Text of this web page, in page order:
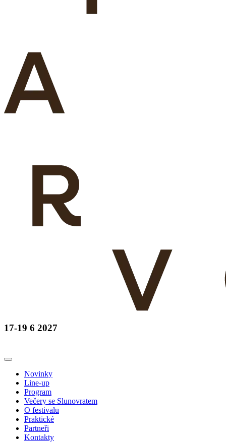
17-19 6 2027
Novinky
Line-up
Program
Večery se Slunovratem
O festivalu
Praktické
Partneři
Kontakty